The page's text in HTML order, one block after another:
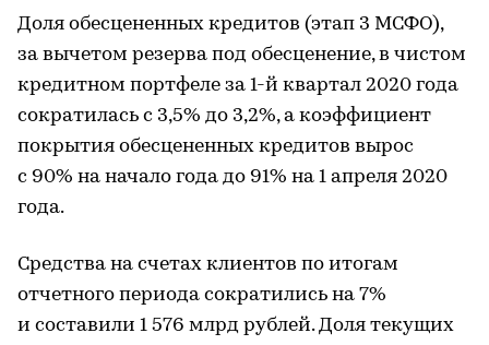
Доля обесцененных кредитов (этап 3 МСФО),
за вычетом резерва под обесценение, в чистом
кредитном портфеле за 1-й квартал 2020 года
сократилась с 3,5% до 3,2%, а коэффициент
покрытия обесцененных кредитов вырос
с 90% на начало года до 91% на 1 апреля 2020
года.
Средства на счетах клиентов по итогам
отчетного периода сократились на 7%
и составили 1 576 млрд рублей. Доля текущих